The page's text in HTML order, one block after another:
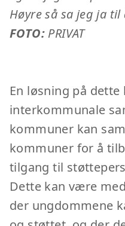
Høyre så sa jeg ja
FOTO: PRIVAT
En løsning på
interkommunale
kommuner kan
kommuner for å
tilgang til
Dette kan være
der ungdommene